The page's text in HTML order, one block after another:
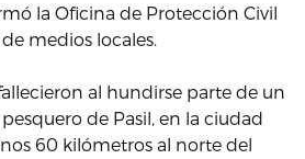
la Oficina de Protección Civil
medios locales.
al hundirse parte de un
de Pasil, en la ciudad
60 kilómetros al norte del